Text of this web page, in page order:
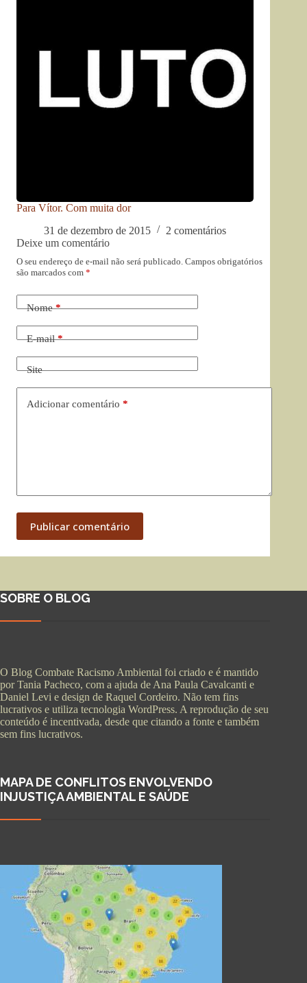
Para Vítor. Com muita dor
31 de dezembro de 2015
2 comentários
Deixe um comentário
O seu endereço de e-mail não será publicado. Campos obrigatórios
são marcados com *
Nome*
E-mail*
Site
Adicionar comentário *
Publicar comentário
SOBRE O BLOG
O Blog Combate Racismo Ambiental foi criado e é mantido
por Tania Pacheco, com a ajuda de Ana Paula Cavalcanti e
Daniel Levi e design de Raquel Cordeiro. Não tem fins
lucrativos e utiliza tecnologia WordPress. A reprodução de seu
conteúdo é incentivada, desde que citando a fonte e também
sem fins lucrativos.
MAPA DE CONFLITOS ENVOLVENDO
INJUSTIÇA AMBIENTAL E SAÚDE